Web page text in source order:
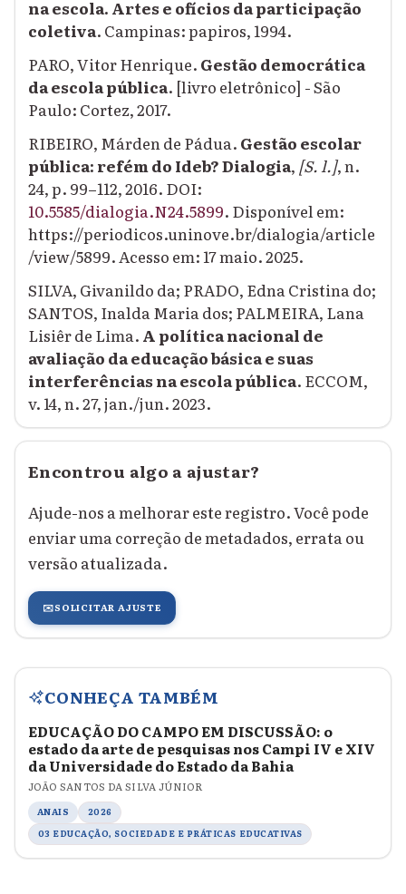
na escola. Artes e ofícios da participação
coletiva. Campinas: papiros, 1994.
PARO, Vitor Henrique. Gestão democrática
da escola pública. [livro eletrônico] - São
Paulo: Cortez, 2017.
RIBEIRO, Márden de Pádua. Gestão escolar
pública: refém do Ideb? Dialogia, [S. l.], n.
24, p. 99–112, 2016. DOI:
10.5585/dialogia.N24.5899. Disponível em:
https://periodicos.uninove.br/dialogia/article
/view/5899. Acesso em: 17 maio. 2025.
SILVA, Givanildo da; PRADO, Edna Cristina do;
SANTOS, Inalda Maria dos; PALMEIRA, Lana
Lisiêr de Lima. A política nacional de
avaliação da educação básica e suas
interferências na escola pública. ECCOM,
v. 14, n. 27, jan./jun. 2023.
Encontrou algo a ajustar?
Ajude-nos a melhorar este registro. Você pode
enviar uma correção de metadados, errata ou
versão atualizada.
✉️SOLICITAR AJUSTE
CONHEÇA TAMBÉM
EDUCAÇÃO DO CAMPO EM DISCUSSÃO: o
estado da arte de pesquisas nos Campi IV e XIV
da Universidade do Estado da Bahia
JOÃO SANTOS DA SILVA JÚNIOR
ANAIS
2026
03 EDUCAÇÃO, SOCIEDADE E PRÁTICAS EDUCATIVAS